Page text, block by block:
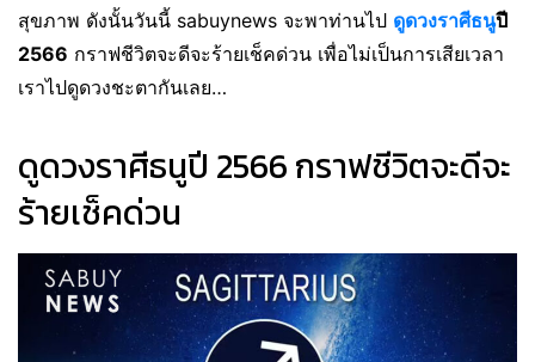
สุขภาพ ดังนั้นวันนี้ sabuynews จะพาท่านไป ดูดวงราศีธนูปี
2566 กราฟชีวิตจะดีจะร้ายเช็คด่วน เพื่อไม่เป็นการเสียเวลา
เราไปดูดวงชะตากันเลย…
ดูดวงราศีธนูปี 2566 กราฟชีวิตจะดีจะ
ร้ายเช็คด่วน